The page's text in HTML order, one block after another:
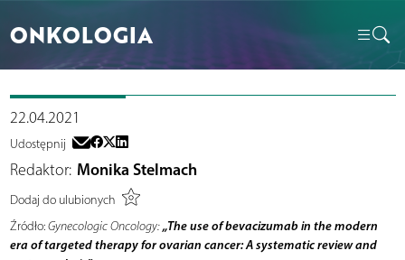
ONKOLOGIA
22.04.2021
Udostępnij
Redaktor: Monika Stelmach
Dodaj do ulubionych
Źródło: Gynecologic Oncology:„The use of bevacizumab in the modern
era of targeted therapy for ovarian cancer: A systematic review and